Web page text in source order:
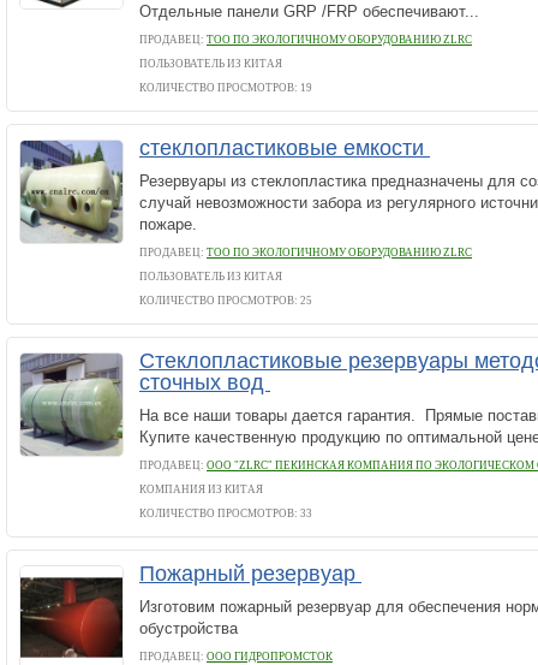
Отдельные панели GRP /FRP обеспечивают...
ПРОДАВЕЦ: ТОО ПО ЭКОЛОГИЧНОМУ ОБОРУДОВАНИЮ ZLRC
ПОЛЬЗОВАТЕЛЬ ИЗ КИТАЯ
КОЛИЧЕСТВО ПРОСМОТРОВ: 19
стеклопластиковые емкости
Резервуары из стеклопластика предназначены для
случай невозможности забора из регулярного
пожаре.
ПРОДАВЕЦ: ТОО ПО ЭКОЛОГИЧНОМУ ОБОРУДОВАНИЮ ZLRC
ПОЛЬЗОВАТЕЛЬ ИЗ КИТАЯ
КОЛИЧЕСТВО ПРОСМОТРОВ: 25
Стеклопластиковые резервуары
сточных вод
На все наши товары дается гарантия. Прямые
Купите качественную продукцию по оптимальной
ПРОДАВЕЦ: ООО "ZLRC" ПЕКИНСКАЯ КОМПАНИЯ ПО ЭКОЛОГИЧЕСКОМ
КОМПАНИЯ ИЗ КИТАЯ
КОЛИЧЕСТВО ПРОСМОТРОВ: 33
Пожарный резервуар
Изготовим пожарный резервуар для обеспечения
обустройства
ПРОДАВЕЦ: ООО ГИДРОПРОМСТОК